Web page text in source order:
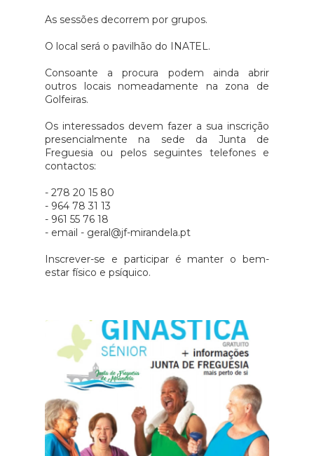
As sessões decorrem por grupos.
O local será o pavilhão do INATEL.
Consoante a procura podem ainda abrir
outros locais nomeadamente na zona de
Golfeiras.
Os interessados devem fazer a sua inscrição
presencialmente na sede da Junta de
Freguesia ou pelos seguintes telefones e
contactos:
- 278 20 15 80
- 964 78 31 13
- 961 55 76 18
- email - geral@jf-mirandela.pt
Inscrever-se e participar é manter o bem-
estar físico e psíquico.